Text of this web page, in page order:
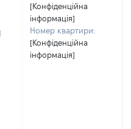
[Конфіденційна
інформація]
Номер квартири:
[Конфіденційна
інформація]